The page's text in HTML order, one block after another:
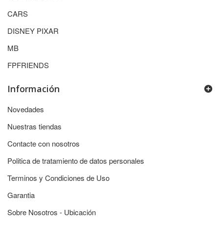
CARS
DISNEY PIXAR
MB
FPFRIENDS
Información
Novedades
Nuestras tiendas
Contacte con nosotros
Politica de tratamiento de datos personales
Terminos y Condiciones de Uso
Garantia
Sobre Nosotros - Ubicación